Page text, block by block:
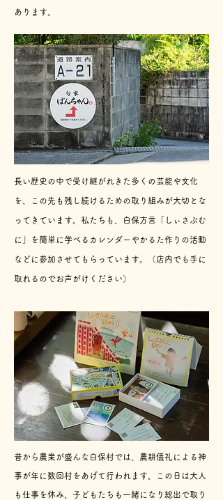
あります。
長い歴史の中で受け継がれきた多くの芸能や文化
を、この先も残し続けるための取り組みが大切とな
ってきています。私たちも、​白保方言「しぃさぶむ
に」を簡単に学べるカレンダーやかるた作りの活動
などに参加させてもらっています。 ​（店内でも手に
取れるのでお声がけください）
昔から農業が盛んな白保村では、農耕儀礼による神
事が年に数回村をあげて行われます。 この日は大人
も仕事を休み、子どもたちも一緒になり総出で取り